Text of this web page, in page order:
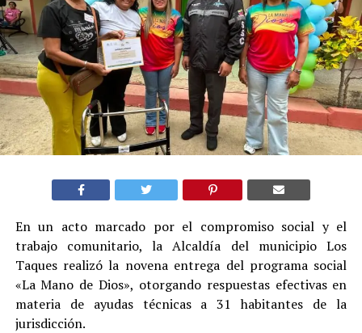
En un acto marcado por el compromiso social y el
trabajo comunitario, la Alcaldía del municipio Los
Taques realizó la novena entrega del programa social
«La Mano de Dios», otorgando respuestas efectivas en
materia de ayudas técnicas a 31 habitantes de la
jurisdicción.